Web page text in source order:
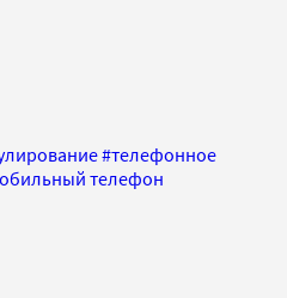
#телефонное
телефон